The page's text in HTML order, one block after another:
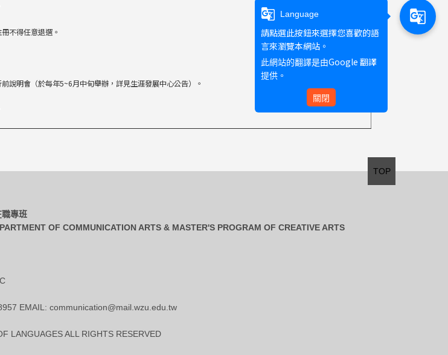
不得任意退選。
說明會（於每年5~6月中旬舉辦，詳見生涯發展中心公告）。
專班
OF COMMUNICATION ARTS & MASTER'S PROGRAM OF CREATIVE ARTS
EMAIL: communication@mail.wzu.edu.tw
LANGUAGES ALL RIGHTS RESERVED
TOP
g_translate Language
請點選此按鈕來選擇您喜歡的語
言來瀏覽本網站。
此網站的翻譯是由Google 翻譯
提供。
關閉
g_translate